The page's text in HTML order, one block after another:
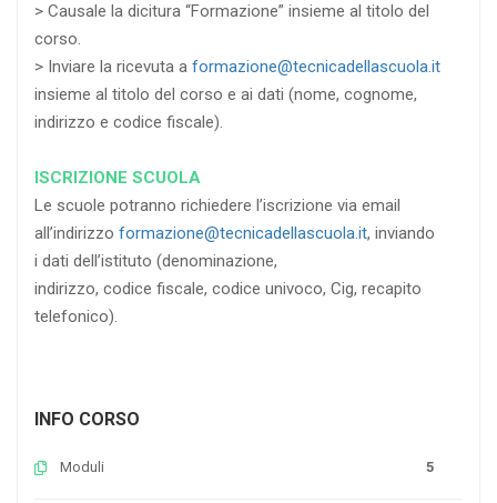
> Causale la dicitura “Formazione” insieme al titolo del
corso.
> Inviare la ricevuta a formazione@tecnicadellascuola.it
insieme al titolo del corso e ai dati (nome, cognome,
indirizzo e codice fiscale).
ISCRIZIONE SCUOLA
Le scuole potranno richiedere l’iscrizione via email
all’indirizzo formazione@tecnicadellascuola.it, inviando
i dati dell’istituto (denominazione,
indirizzo, codice fiscale, codice univoco, Cig, recapito
telefonico).
INFO CORSO
Moduli 5